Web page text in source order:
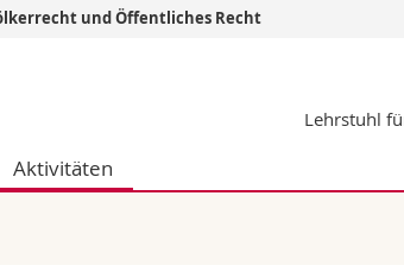
Fak.
Forschende
und Öffentliches Recht
Lehrstuhl
Aktivitäten